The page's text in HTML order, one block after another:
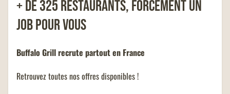
les restaurants Buffalo Grill sur
+ de 325 restaurants, forcément un
job pour vous
Buffalo Grill recrute partout en France
Retrouvez toutes nos offres disponibles !